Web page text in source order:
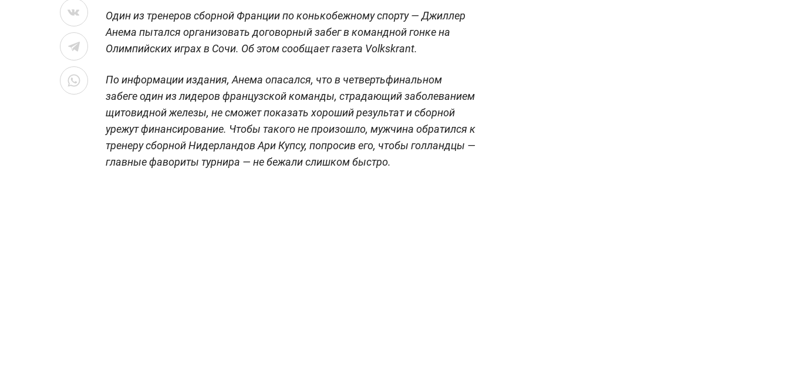
Один из тренеров сборной Франции по конькобежному спорту — Джиллер
Анема пытался организовать договорный забег в командной гонке на
Олимпийских играх в Сочи. Об этом сообщает газета Volkskrant.
По информации издания, Анема опасался, что в четвертьфинальном
забеге один из лидеров французской команды, страдающий заболеванием
щитовидной железы, не сможет показать хороший результат и сборной
урежут финансирование. Чтобы такого не произошло, мужчина обратился к
тренеру сборной Нидерландов Ари Купсу, попросив его, чтобы голландцы —
главные фавориты турнира — не бежали слишком быстро.